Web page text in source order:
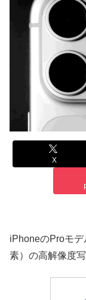
X
iPhoneのProモ
素）の高解像度